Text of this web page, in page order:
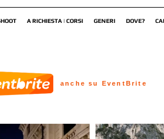
A RICHIESTA | CORSI GENERI DOVE?
anche su EventBrite